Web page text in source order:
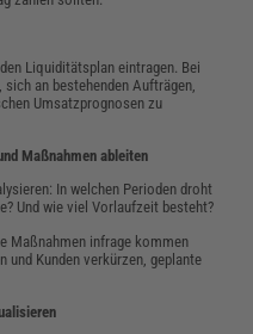
Liquiditätsplan eintragen. Bei
an bestehenden Aufträgen,
Umsatzprognosen zu
Maßnahmen ableiten
In welchen Perioden droht
Und wie viel Vorlaufzeit besteht?
Maßnahmen infrage kommen
und Kunden verkürzen, geplante